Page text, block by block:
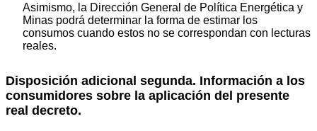
Asimismo, la Dirección General de Política Energética y
Minas podrá determinar la forma de estimar los
consumos cuando estos no se correspondan con lecturas
reales.
Disposición adicional segunda. Información a los
consumidores sobre la aplicación del presente
real decreto.